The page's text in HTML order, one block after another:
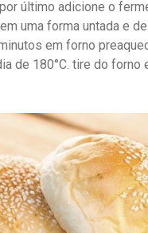
último adicione o
uma forma untada e
em forno
de 180°C. tire do forno